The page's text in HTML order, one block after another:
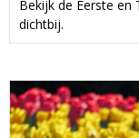
Bekijk de Eerste en
dichtbij.